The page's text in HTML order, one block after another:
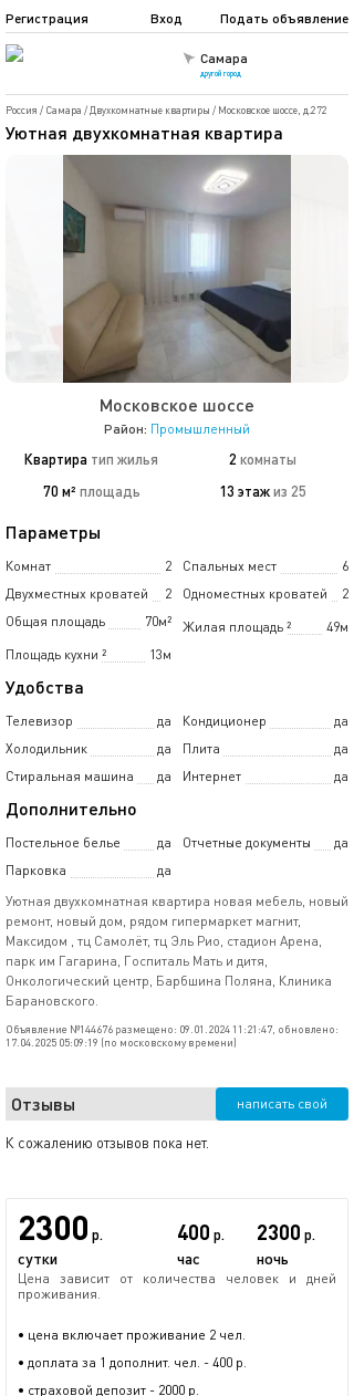
Самара
другой город
Подать объявление
Регистрация Вход
Россия / Самара / Двухкомнатные квартиры / Московское шоссе, д.272
Уютная двухкомнатная квартира
Московское шоссе
Район: Промышленный
Квартира тип жилья 2 комнаты
70 м² площадь 13 этажиз 25
Параметры
Комнат 2 Спальных мест
6
Двухместных кроватей
2 Одноместных кроватей
2
Общая площадь
70м² Жилая площадь 49м
²
Площадь кухни
13м
²
Удобства
Телевизор да Кондиционер
да
Холодильник
да Плита
да
Стиральная машина
да Интернет да
Дополнительно
Постельное белье да Отчетные документы
да
Парковка
да
Уютная двухкомнатная квартира новая мебель, новый
ремонт, новый дом, рядом гипермаркет магнит,
Максидом , тц Самолёт, тц Эль Рио, стадион Арена,
парк им Гагарина, Госпиталь Мать и дитя,
Онкологический центр, Барбшина Поляна, Клиника
Барановского.
Объявление №144676 размещено: 09.01.2024 11:21:47, обновлено:
17.04.2025 05:09:19 (по московскому времени)
Отзывы написать свой
К сожалению отзывов пока нет.
2300 р.
сутки
400 р.
час
2300 р.
ночь
Цена зависит от количества человек и дней
проживания.
• цена включает проживание 2 чел.
• доплата за 1 дополнит. чел. - 400 р.
• страховой депозит - 2000 р.